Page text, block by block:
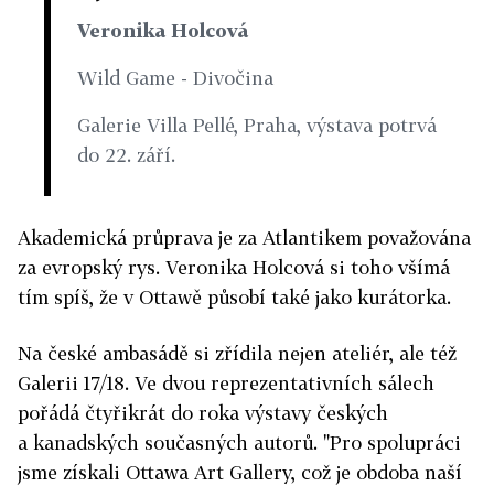
Veronika Holcová
Wild Game - Divočina
Galerie Villa Pellé, Praha, výstava potrvá
do 22. září.
Akademická průprava je za Atlantikem považována
za evropský rys. Veronika Holcová si toho všímá
tím spíš, že v Ottawě působí také jako kurátorka.
Na české ambasádě si zřídila nejen ateliér, ale též
Galerii 17/18. Ve dvou reprezentativních sálech
pořádá čtyřikrát do roka výstavy českých
a kanadských současných autorů. "Pro spolupráci
jsme získali Ottawa Art Gallery, což je obdoba naší